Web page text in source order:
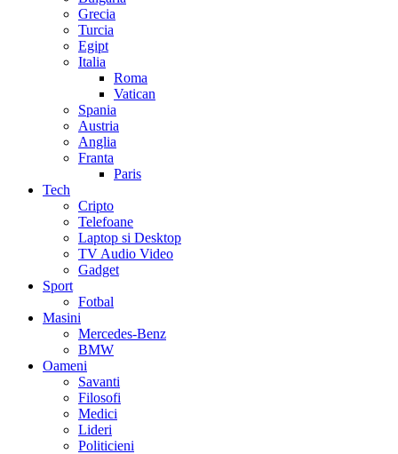
Grecia
Turcia
Egipt
Italia
Roma
Vatican
Spania
Austria
Anglia
Franta
Paris
Tech
Cripto
Telefoane
Laptop si Desktop
TV Audio Video
Gadget
Sport
Fotbal
Masini
Mercedes-Benz
BMW
Oameni
Savanti
Filosofi
Medici
Lideri
Politicieni